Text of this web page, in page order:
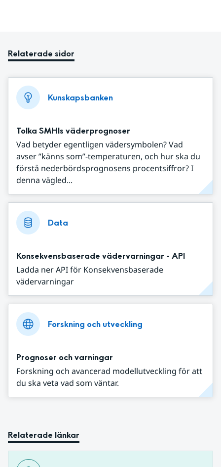
Relaterade sidor
Kunskapsbanken
Tolka SMHIs väderprognoser
Vad betyder egentligen vädersymbolen? Vad
avser ”känns som”-temperaturen, och hur ska du
förstå nederbördsprognosens procentsiffror? I
denna vägled...
Data
Konsekvensbaserade vädervarningar - API
Ladda ner API för Konsekvensbaserade
vädervarningar
Forskning och utveckling
Prognoser och varningar
Forskning och avancerad modellutveckling för att
du ska veta vad som väntar.
Relaterade länkar